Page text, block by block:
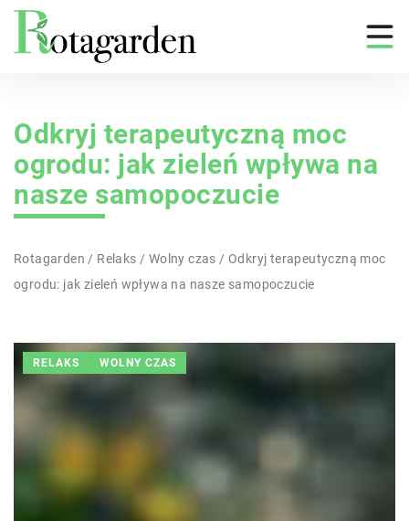
Odkryj terapeutyczną moc
ogrodu: jak zieleń wpływa na
nasze samopoczucie
Rotagarden / Relaks / Wolny czas / Odkryj terapeutyczną moc
ogrodu: jak zieleń wpływa na nasze samopoczucie
RELAKS WOLNY CZAS